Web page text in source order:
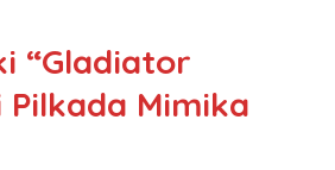
“Gladiator
Mimika